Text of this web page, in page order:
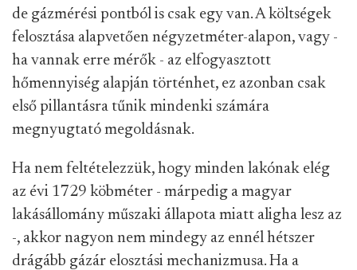
de gázmérési pontból is csak egy van. A költségek
felosztása alapvetően négyzetméter-alapon, vagy -
ha vannak erre mérők - az elfogyasztott
hőmennyiség alapján történhet, ez azonban csak
első pillantásra tűnik mindenki számára
megnyugtató megoldásnak.
Ha nem feltételezzük, hogy minden lakónak elég
az évi 1729 köbméter - márpedig a magyar
lakásállomány műszaki állapota miatt aligha lesz az
-, akkor nagyon nem mindegy az ennél hétszer
drágább gázár elosztási mechanizmusa. Ha a